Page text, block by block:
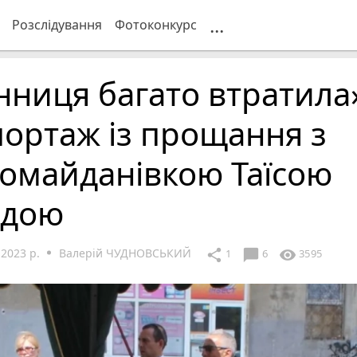
Розслідування Фотоконкурс ...
багато
із прощання з
Таїсою
р. Валерій ЧУДНОВСЬКИЙ share 1 chat_bubble 6 visibility 3595